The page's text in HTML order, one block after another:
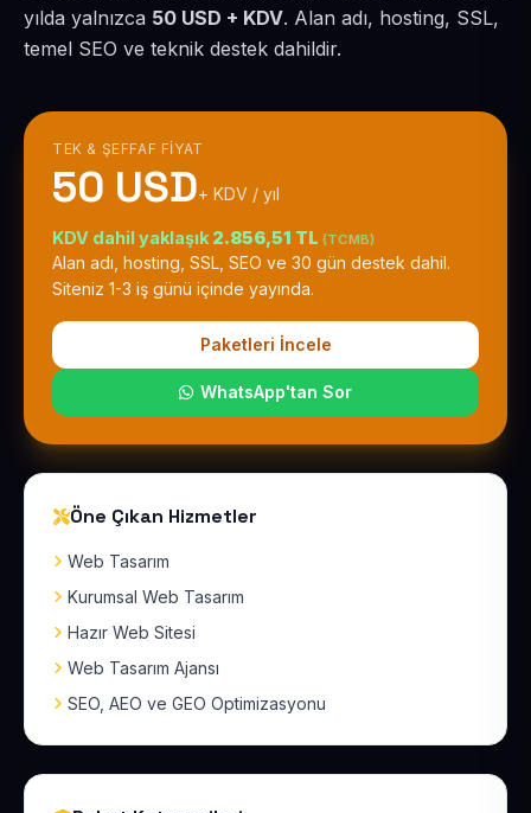
yılda yalnızca 50 USD + KDV. Alan adı, hosting, SSL,
temel SEO ve teknik destek dahildir.
TEK & ŞEFFAF FIYAT
50 USD+ KDV / yıl
KDV dahil yaklaşık 2.856,51 TL (TCMB)
Alan adı, hosting, SSL, SEO ve 30 gün destek dahil.
Siteniz 1-3 iş günü içinde yayında.
Paketleri İncele
WhatsApp'tan Sor
Öne Çıkan Hizmetler
Web Tasarım
Kurumsal Web Tasarım
Hazır Web Sitesi
Web Tasarım Ajansı
SEO, AEO ve GEO Optimizasyonu